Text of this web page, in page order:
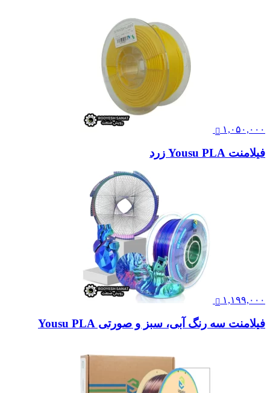
۱,۰۵۰,۰۰۰
فیلامنت Yousu PLA زرد
۱,۱۹۹,۰۰۰
فیلامنت سه رنگ آبی، سبز و صورتی Yousu PLA